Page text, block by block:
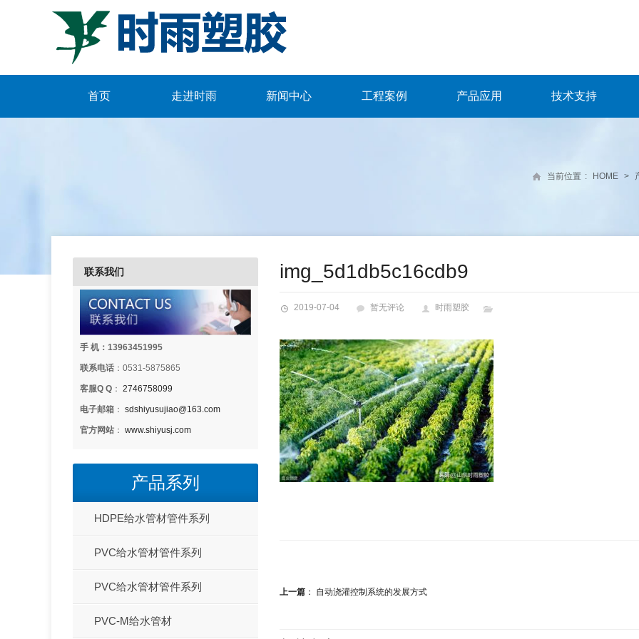
首页 走进时雨 新闻中心 工程案例 产品应用 技术支持
当前位置 : HOME >
img_5d1db5c16cdb9
2019-07-04 暂无评论 时雨塑胶
上一篇 ： 自动浇灌控制系统的发展方式
联系我们
手 机：13963451995
联系电话 ：0531-5875865
客服Q Q ： 2746758099
电子邮箱 ： sdshiyusujiao@163.com
官方网站 ： www.shiyusj.com
产品系列
HDPE给水管材管件系列
PVC给水管材管件系列
PVC给水管材管件系列
PVC-M给水管材